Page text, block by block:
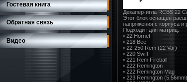
Гостевая книга
Обратная связь
Видео
Декапер-игла RCBS 22
Этот блок оснащен
напряжения с корпуса
Подходит для матриц:
• 22 Hornet
• 218 Bee
• 22-250 Rem (22 Var)
• 220 Swift
• 221 Rem Fireball
• 222 Remington
• 222 Remington Mag
• 223 Remington (5.56mm)